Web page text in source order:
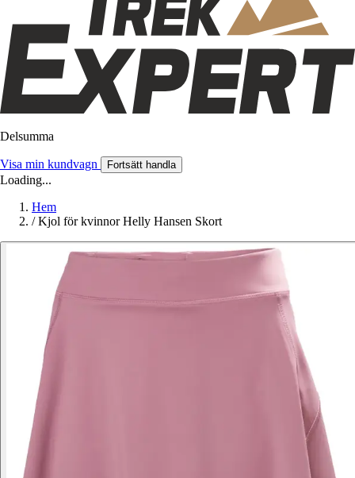
Delsumma
Visa min kundvagn Fortsätt handla
Loading...
Hem
/ Kjol för kvinnor Helly Hansen Skort